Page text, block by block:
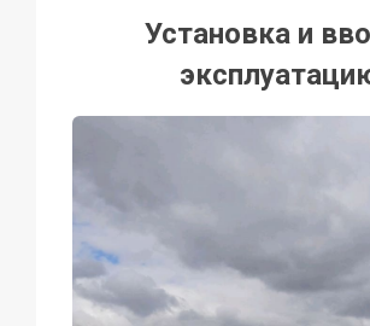
Установка и